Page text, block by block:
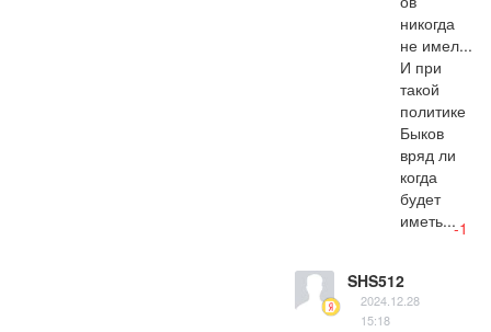
никогда
не имел...
И при
такой
политике
Быков
вряд ли
когда
будет
иметь...-1
SHS512
2024.12.28
15:18